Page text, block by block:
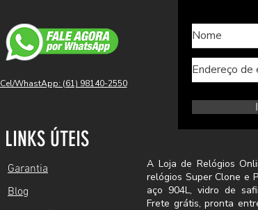
Cel/WhastApp: (61) 98140-2550
LINKS ÚTEIS
Garantia
Blog
A Loja de Relógios
relógios Super Clone e
aço 904L, vidro de
Frete grátis, pronta